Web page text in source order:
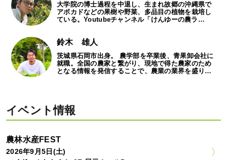
大学院の博士過程を中退し、生まれ故郷の沖縄県で
アボカドなどの果樹や野菜、多品目の植物を栽培し
ている。Youtubeチャンネル「けんゆーの農ラ…
鈴木 雄人
茨城県石岡市出身。 農学部を卒業後、青果卸会社に
就職。全国の農家と繋がり、現地で得た農家のため
となる情報を発信することで、農業の業界を盛り…
イベント情報
農林水産FEST
2026年9月5日(土)